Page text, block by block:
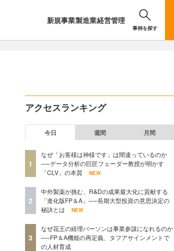
新規事業製造業経営管理
事例を探す
アクセスランキング
今日 週間 月間
1
なぜ「お客様は神様です」は間違っているのか
──データ分析の巨匠フェーダー教授が明かす
「CLV」の本質
NEW
2
中外製薬が挑む、R&Dの成果最大化に貢献する
「進化版FP＆A」──長期大型投資の意思決定の
秘訣とは
NEW
3
なぜ花王の経理パーソンは事業参謀になれるのか
──FP＆A機能の再定義、タフアサインメントで
の人材育成